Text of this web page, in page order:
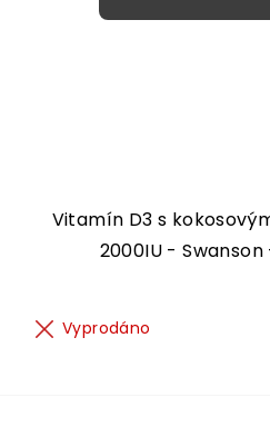
Vitamín D3 s
2000IU -
Vyprodáno